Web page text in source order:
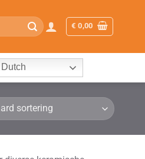
€ 0,00